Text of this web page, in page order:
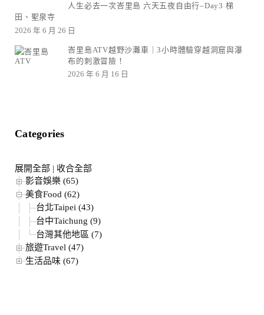
人生必去一次峇里島 六天五夜自由行–Day3 梯
田、聖泉寺
2026 年 6 月 26 日
峇里島ATV越野沙灘車｜3小時體驗穿越洞窟與瀑
布的刺激冒險！
2026 年 6 月 16 日
Categories
展開全部 | 收合全部
影音娛樂 (65)
美食Food (62)
台北Taipei (43)
台中Taichung (9)
台灣其他地區 (7)
旅遊Travel (47)
生活品味 (67)